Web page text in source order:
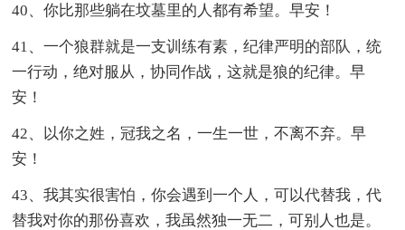
40、你比那些躺在坟墓里的人都有希望。早安！
41、一个狼群就是一支训练有素，纪律严明的部队，统
一行动，绝对服从，协同作战，这就是狼的纪律。早
安！
42、以你之姓，冠我之名，一生一世，不离不弃。早
安！
43、我其实很害怕，你会遇到一个人，可以代替我，代
替我对你的那份喜欢，我虽然独一无二，可别人也是。